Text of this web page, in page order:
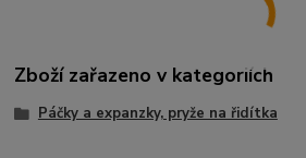
Zboží zařazeno v kategoriích
Páčky a expanzky, pryže na řidítka